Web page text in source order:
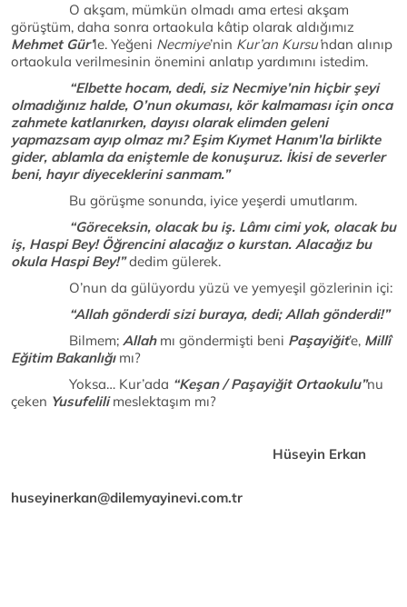
O akşam, mümkün olmadı ama ertesi akşam
görüştüm, daha sonra ortaokula kâtip olarak aldığımız
Mehmet Gür’le. Yeğeni Necmiye’nin Kur’an Kursu’ndan alınıp
ortaokula verilmesinin önemini anlatıp yardımını istedim.
“Elbette hocam, dedi, siz Necmiye’nin hiçbir şeyi
olmadığınız halde, O’nun okuması, kör kalmaması için onca
zahmete katlanırken, dayısı olarak elimden geleni
yapmazsam ayıp olmaz mı? Eşim Kıymet Hanım’la birlikte
gider, ablamla da eniştemle de konuşuruz. İkisi de severler
beni, hayır diyeceklerini sanmam.”
Bu görüşme sonunda, iyice yeşerdi umutlarım.
“Göreceksin, olacak bu iş. Lâmı cimi yok, olacak bu
iş, Haspi Bey! Öğrencini alacağız o kurstan. Alacağız bu
okula Haspi Bey!”dedim gülerek.
O’nun da gülüyordu yüzü ve yemyeşil gözlerinin içi:
“Allah gönderdi sizi buraya, dedi; Allah gönderdi!”
Bilmem; Allahmı göndermişti beni Paşayiğit’e, Millî
Eğitim Bakanlığımı?
Yoksa… Kur’ada “Keşan / Paşayiğit Ortaokulu”nu
çeken Yusufelilimeslektaşım mı?
Hüseyin Erkan
huseyinerkan@dilemyayinevi.com.tr